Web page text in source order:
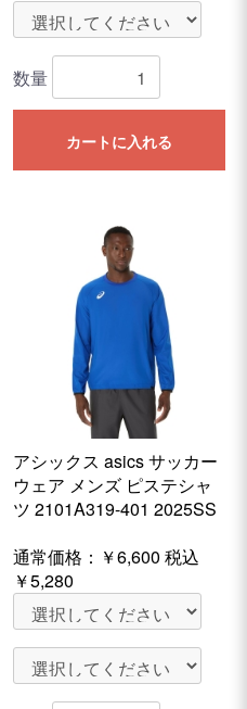
数量
カートに入れる
アシックス asics サッカー
ウェア メンズ ピステシャ
ツ 2101A319-401 2025SS
通常価格： ￥6,600 税込
￥5,280